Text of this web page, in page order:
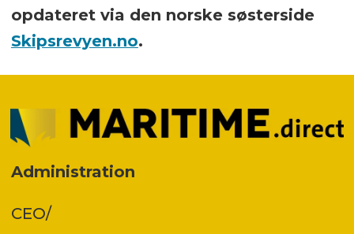
opdateret via den norske søsterside
Skipsrevyen.no.
Administration
CEO/